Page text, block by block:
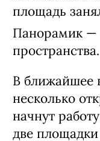
Клуб
кинотеатра
четырех
большом
дабл-корт и
настольного
площадь